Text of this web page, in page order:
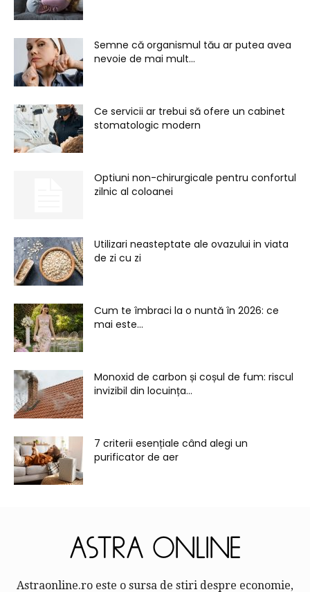
Semne că organismul tău ar putea avea
nevoie de mai mult...
Ce servicii ar trebui să ofere un cabinet
stomatologic modern
Optiuni non-chirurgicale pentru confortul
zilnic al coloanei
Utilizari neasteptate ale ovazului in viata
de zi cu zi
Cum te îmbraci la o nuntă în 2026: ce
mai este...
Monoxid de carbon și coșul de fum: riscul
invizibil din locuința...
7 criterii esențiale când alegi un
purificator de aer
Astraonline.ro este o sursa de stiri despre economie,